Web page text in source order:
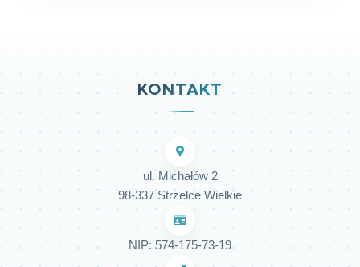
KONTAKT
ul. Michałów 2
98-337 Strzelce Wielkie
NIP: 574-175-73-19